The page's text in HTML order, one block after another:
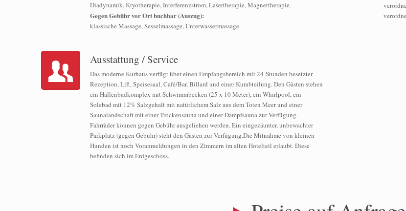
Diadynamik, Kryotherapie, Interferenzstrom, Lasertherapie, Magnettherapie.
Gegen Gebühr vor Ort buchbar (Auszug):
klassische Massage, Sesselmassage, Unterwassermassage.
Ausstattung / Service
Das moderne Kurhaus verfügt über einen Empfangsbereich mit 24-Stunden besetzter
Rezeption, Lift, Speisesaal, Café/Bar, Billard und einer Kurabteilung. Den Gästen stehen
ein Hallenbadkomplex mit Schwimmbecken (25 x 10 Meter), ein Whirlpool, ein
Solebad mit 12% Salzgehalt mit natürlichem Salz aus dem Toten Meer und einer
Saunalandschaft mit einer Trockensauna und einer Dampfsauna zur Verfügung.
Fahrräder können gegen Gebühr ausgeliehen werden. Ein eingezäunter, unbewachter
Parkplatz (gegen Gebühr) steht den Gästen zur Verfügung.Die Mitnahme von kleinen
Hunden ist noch Voranmeldungen in den Zimmern im alten Hotelteil erlaubt. Diese
befinden sich im Erdgeschoss.